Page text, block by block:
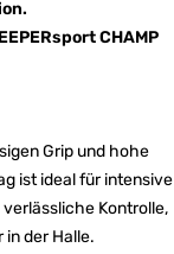
CHAMP
Grip und hohe
ist ideal für intensive
Kontrolle,
der Halle.